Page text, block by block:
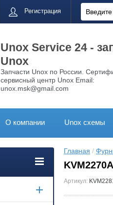
Регистрация
Unox Service 24 -
Unox
Запчасти Unox по России.
сервисный центр Unox Email:
unox.msk@gmail.com
О компании Unox схемы
Главная /
Артикул: